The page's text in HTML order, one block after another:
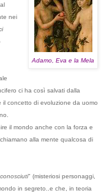
Adamo, Eva e la Mela
nei
ci ha così salvati dalla
il concetto di evoluzione da uomo
il mondo anche con la forza e
alla mente qualcosa di
" (misteriosi personaggi,
in segreto..e che, in teoria